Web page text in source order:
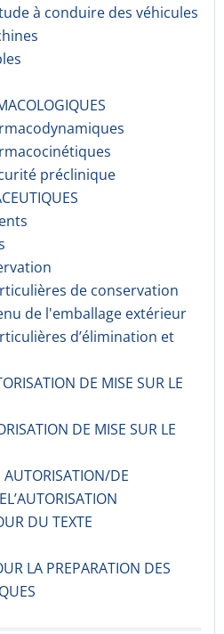
à conduire des véhicules
préclinique
de conservation
de l'emballage extérieur
d’élimination et
DE MISE SUR LE
DE MISE SUR LE
AUTORISATION/DE
DU TEXTE
LA PREPARATION DES